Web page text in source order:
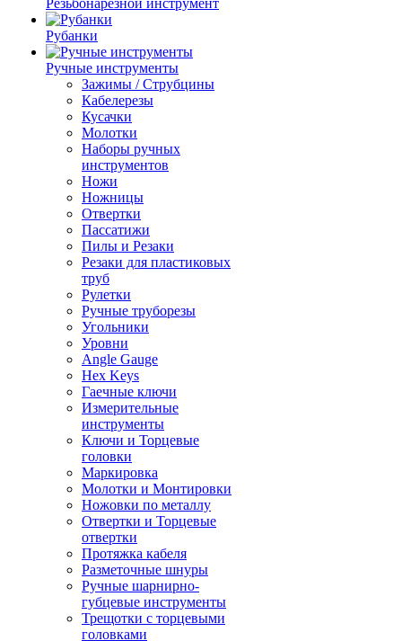
Резьбонарезной инструмент
Рубанки
Ручные инструменты
Зажимы / Струбцины
Кабелерезы
Кусачки
Молотки
Наборы ручных
инструментов
Ножи
Ножницы
Отвертки
Пассатижи
Пилы и Резаки
Резаки для пластиковых
труб
Рулетки
Ручные труборезы
Угольники
Уровни
Angle Gauge
Hex Keys
Гаечные ключи
Измерительные
инструменты
Ключи и Торцевые
головки
Маркировка
Молотки и Монтировки
Ножовки по металлу
Отвертки и Торцевые
отвертки
Протяжка кабеля
Разметочные шнуры
Ручные шарнирно-
губцевые инструменты
Трещотки с торцевыми
головками